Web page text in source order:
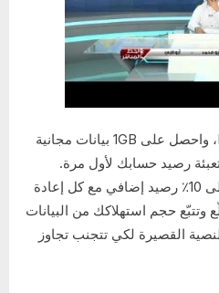
حمّل تطبيق My Etisalat UAE، واحصل على 1GB بيانات مجانية
إعادة تعبئة رصيد حسابك لأول مرة.
بالإضافة إلى ذلك، ستحصل على 10٪ رصيد إضافي مع كل إعادة
وتتبّع حجم استهلاكك من البيانات
القصيرة لكي تتجنب تجاوز